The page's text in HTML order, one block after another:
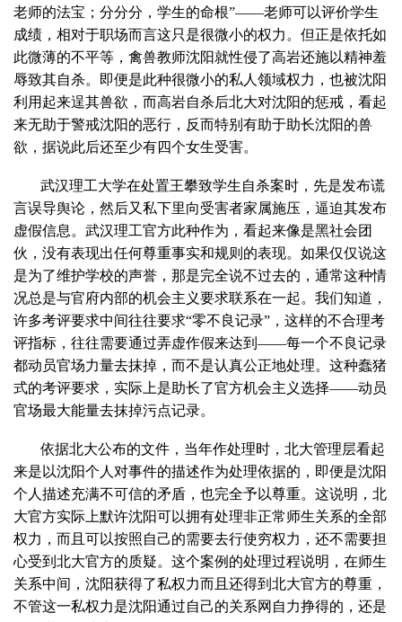
老师的法宝；分分分，学生的命根”——老师可以评价学生
成绩，相对于职场而言这只是很微小的权力。但正是依托如
此微薄的不平等，禽兽教师沈阳就性侵了高岩还施以精神羞
辱致其自杀。即便是此种很微小的私人领域权力，也被沈阳
利用起来逞其兽欲，而高岩自杀后北大对沈阳的惩戒，看起
来无助于警戒沈阳的恶行，反而特别有助于助长沈阳的兽
欲，据说此后还至少有四个女生受害。
武汉理工大学在处置王攀致学生自杀案时，先是发布谎
言误导舆论，然后又私下里向受害者家属施压，逼迫其发布
虚假信息。武汉理工官方此种作为，看起来像是黑社会团
伙，没有表现出任何尊重事实和规则的表现。如果仅仅说这
是为了维护学校的声誉，那是完全说不过去的，通常这种情
况总是与官府内部的机会主义要求联系在一起。我们知道，
许多考评要求中间往往要求“零不良记录”，这样的不合理考
评指标，往往需要通过弄虚作假来达到——每一个不良记录
都动员官场力量去抹掉，而不是认真公正地处理。这种蠢猪
式的考评要求，实际上是助长了官方机会主义选择——动员
官场最大能量去抹掉污点记录。
依据北大公布的文件，当年作处理时，北大管理层看起
来是以沈阳个人对事件的描述作为处理依据的，即便是沈阳
个人描述充满不可信的矛盾，也完全予以尊重。这说明，北
大官方实际上默许沈阳可以拥有处理非正常师生关系的全部
权力，而且可以按照自己的需要去行使穷权力，还不需要担
心受到北大官方的质疑。这个案例的处理过程说明，在师生
关系中间，沈阳获得了私权力而且还得到北大官方的尊重，
不管这一私权力是沈阳通过自己的关系网自力挣得的，还是